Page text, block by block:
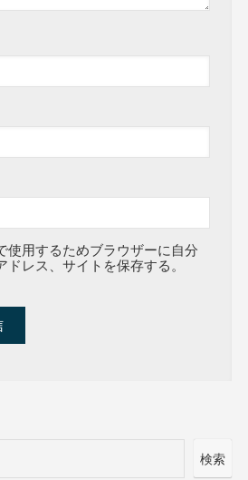
使用するためブラウザーに自分
ドレス、サイトを保存する。
検索